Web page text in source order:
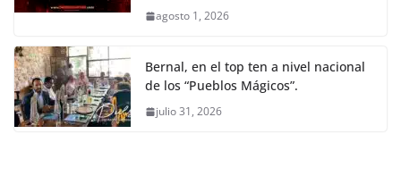
agosto 1, 2026
Bernal, en el top ten a nivel nacional
de los “Pueblos Mágicos”.
julio 31, 2026